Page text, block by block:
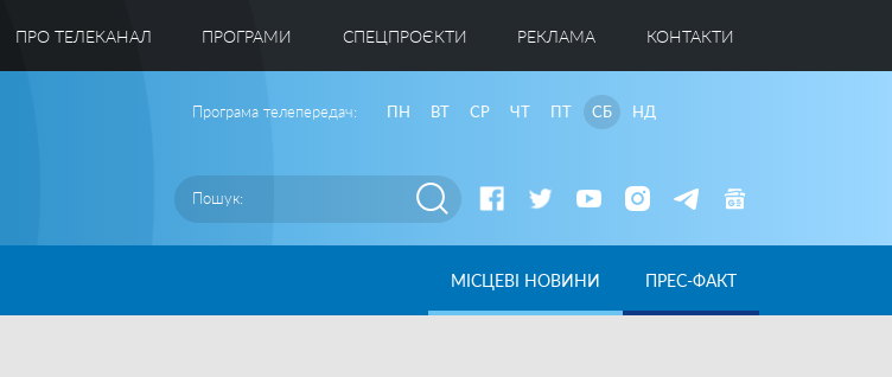
ПРО ТЕЛЕКАНАЛ ПРОГРАМИ CПЕЦПРОЄКТИ РЕКЛАМА КОНТАКТИ
Програма телепередач: ПН ВТ СР ЧТ ПТ СБ НД
МІСЦЕВІ НОВИНИ ПРЕС-ФАКТ